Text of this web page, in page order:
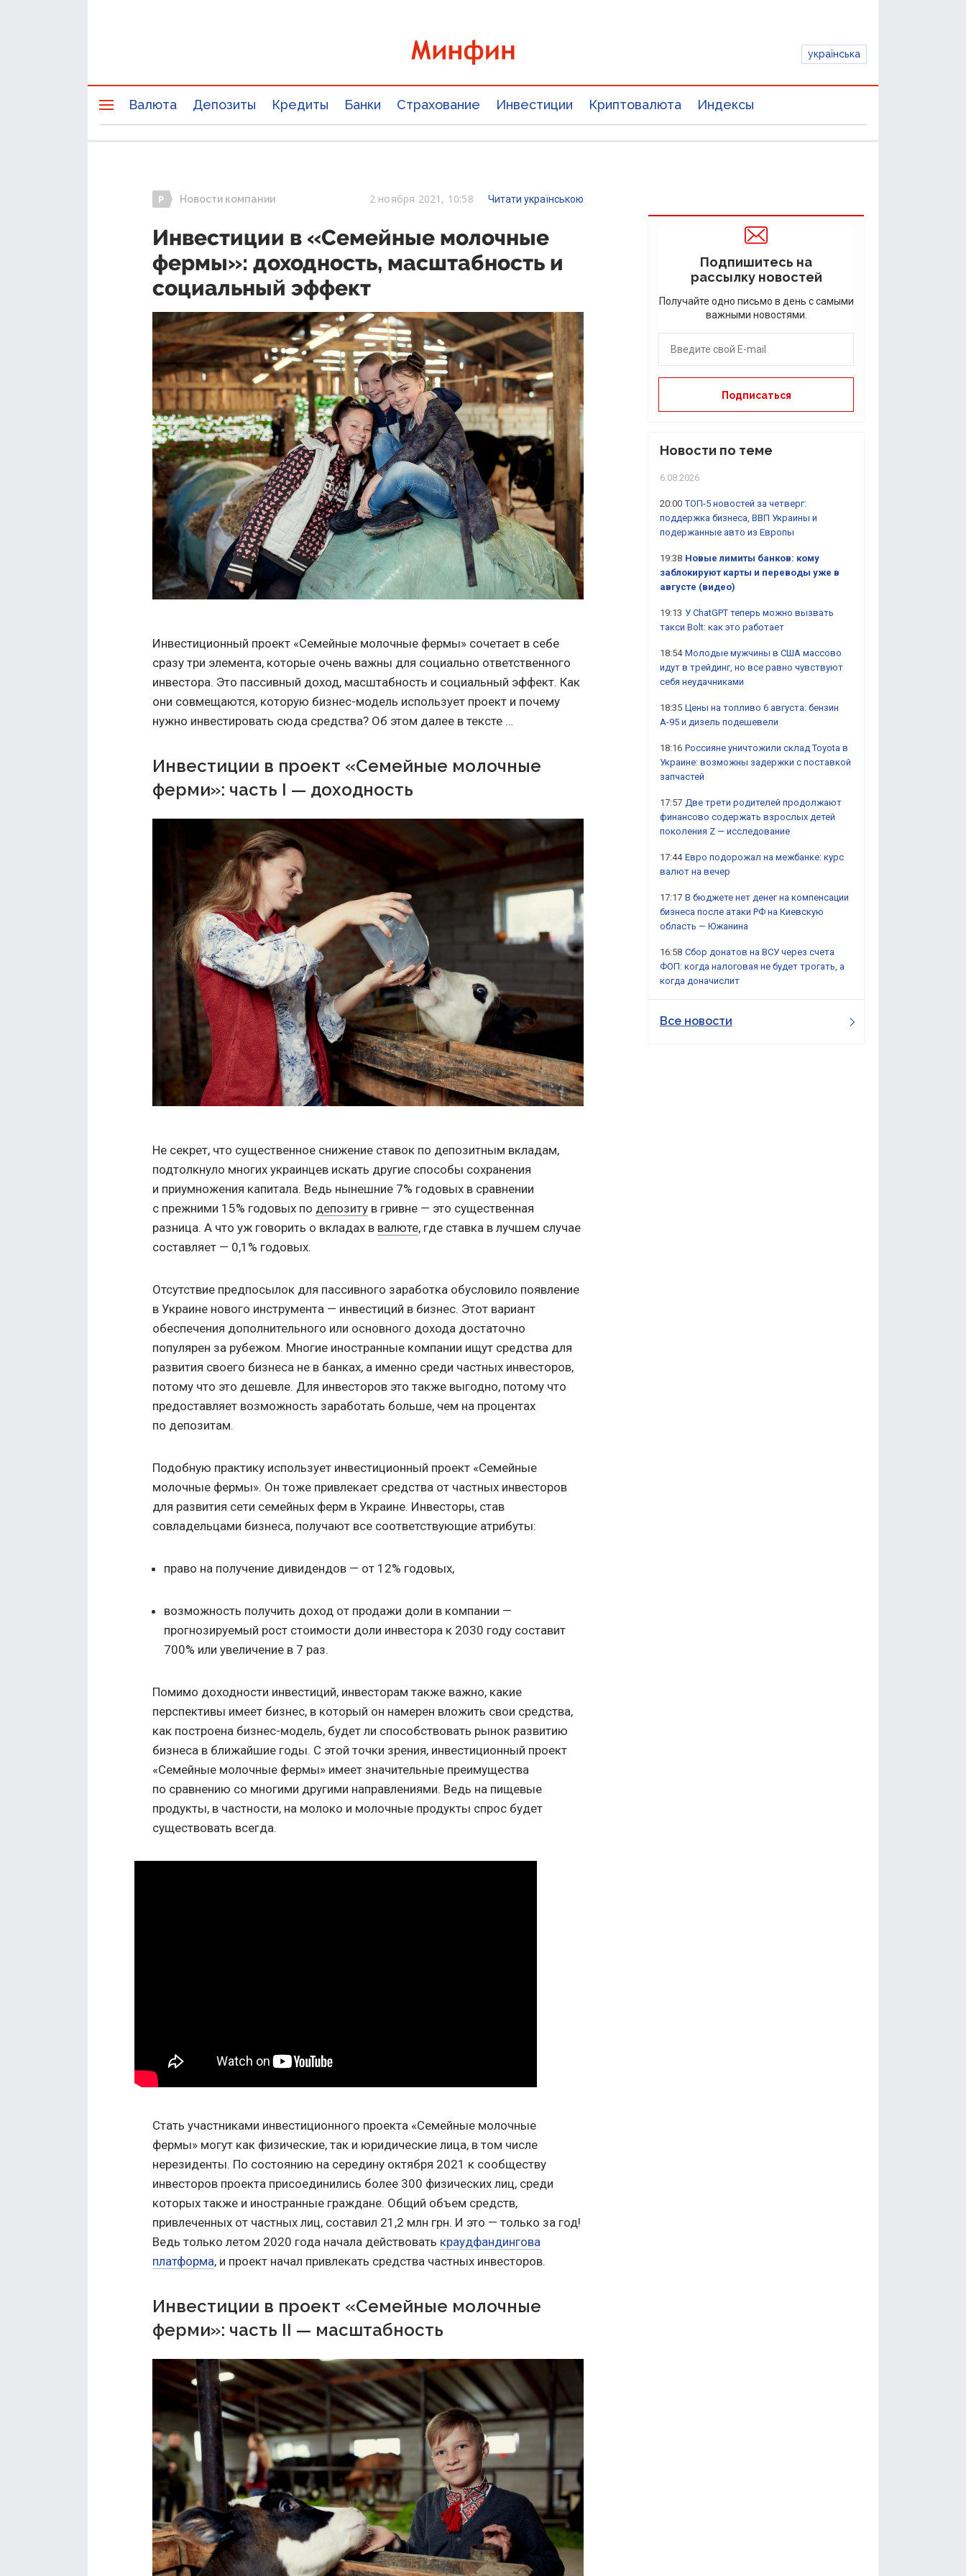
українська
Валюта Депозиты Кредиты Банки Страхование Инвестиции Криптовалюта Индексы
Новости компании 2 ноября 2021, 10:58 Читати українською
Инвестиции в «Семейные молочные
фермы»: доходность, масштабность и
социальный эффект
Инвестиционный проект «Семейные молочные фермы» сочетает в себе
сразу три элемента, которые очень важны для социально ответственного
инвестора. Это пассивный доход, масштабность и социальный эффект. Как
они совмещаются, которую бизнес-модель использует проект и почему
нужно инвестировать сюда средства? Об этом далее в тексте …
Инвестиции в проект «Семейные молочные
ферми»: часть І — доходность
Не секрет, что существенное снижение ставок по депозитным вкладам,
подтолкнуло многих украинцев искать другие способы сохранения
и приумножения капитала. Ведь нынешние 7% годовых в сравнении
с прежними 15% годовых по депозиту в гривне — это существенная
разница. А что уж говорить о вкладах в валюте, где ставка в лучшем случае
составляет — 0,1% годовых.
Отсутствие предпосылок для пассивного заработка обусловило появление
в Украине нового инструмента — инвестиций в бизнес. Этот вариант
обеспечения дополнительного или основного дохода достаточно
популярен за рубежом. Многие иностранные компании ищут средства для
развития своего бизнеса не в банках, а именно среди частных инвесторов,
потому что это дешевле. Для инвесторов это также выгодно, потому что
предоставляет возможность заработать больше, чем на процентах
по депозитам.
Подобную практику использует инвестиционный проект «Семейные
молочные фермы». Он тоже привлекает средства от частных инвесторов
для развития сети семейных ферм в Украине. Инвесторы, став
совладельцами бизнеса, получают все соответствующие атрибуты:
право на получение дивидендов — от 12% годовых,
возможность получить доход от продажи доли в компании —
прогнозируемый рост стоимости доли инвестора к 2030 году составит
700% или увеличение в 7 раз.
Помимо доходности инвестиций, инвесторам также важно, какие
перспективы имеет бизнес, в который он намерен вложить свои средства,
как построена бизнес-модель, будет ли способствовать рынок развитию
бизнеса в ближайшие годы. С этой точки зрения, инвестиционный проект
«Семейные молочные фермы» имеет значительные преимущества
по сравнению со многими другими направлениями. Ведь на пищевые
продукты, в частности, на молоко и молочные продукты спрос будет
существовать всегда.
Стать участниками инвестиционного проекта «Семейные молочные
фермы» могут как физические, так и юридические лица, в том числе
нерезиденты. По состоянию на середину октября 2021 к сообществу
инвесторов проекта присоединились более 300 физических лиц, среди
которых также и иностранные граждане. Общий объем средств,
привлеченных от частных лиц, составил 21,2 млн грн. И это — только за год!
Ведь только летом 2020 года начала действовать краудфандингова
платформа, и проект начал привлекать средства частных инвесторов.
Инвестиции в проект «Семейные молочные
ферми»: часть ІІ — масштабность
Подпишитесь на
рассылку новостей
Получайте одно письмо в день с самыми
важными новостями.
Новости по теме
6.08.2026
20:00 ТОП-5 новостей за четверг:
поддержка бизнеса, ВВП Украины и
подержанные авто из Европы
19:38 Новые лимиты банков: кому
заблокируют карты и переводы уже в
августе (видео)
19:13 У ChatGPT теперь можно вызвать
такси Bolt: как это работает
18:54 Молодые мужчины в США массово
идут в трейдинг, но все равно чувствуют
себя неудачниками
18:35 Цены на топливо 6 августа: бензин
А-95 и дизель подешевели
18:16 Россияне уничтожили склад Toyota в
Украине: возможны задержки с поставкой
запчастей
17:57 Две трети родителей продолжают
финансово содержать взрослых детей
поколения Z — исследование
17:44 Евро подорожал на межбанке: курс
валют на вечер
17:17 В бюджете нет денег на компенсации
бизнеса после атаки РФ на Киевскую
область — Южанина
16:58 Сбор донатов на ВСУ через счета
ФОП: когда налоговая не будет трогать, а
когда доначислит
Все новости